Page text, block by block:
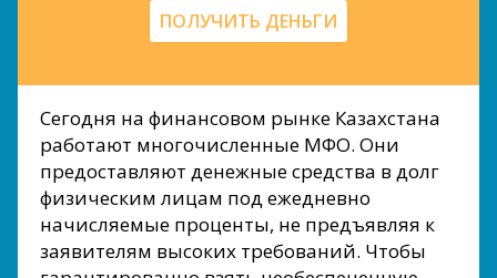
ПОЛУЧИТЬ ДЕНЬГИ
Сегодня на финансовом рынке Казахстана
работают многочисленные МФО. Они
предоставляют денежные средства в долг
физическим лицам под ежедневно
начисляемые проценты, не предъявляя к
заявителям высоких требований. Чтобы